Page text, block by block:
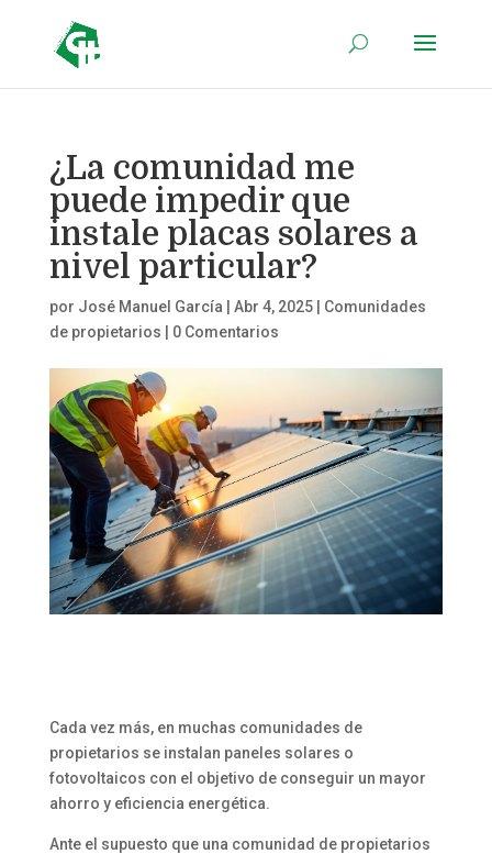
¿La comunidad me
puede impedir que
instale placas solares a
nivel particular?
por José Manuel García Abr 4, 2025| Comunidades
de propietarios
0 Comentarios
Cada vez más, en muchas comunidades de
propietarios se instalan paneles solares o
fotovoltaicos con el objetivo de conseguir un mayor
ahorro y eficiencia energética.
Ante el supuesto que una comunidad de propietarios